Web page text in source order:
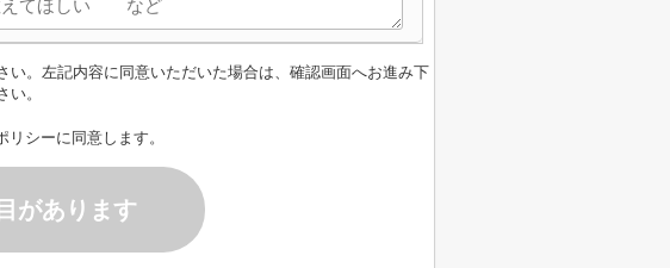
い。左記内容に同意いただいた場合は、確認画面へお進み下
い。
リシーに同意します。
があります